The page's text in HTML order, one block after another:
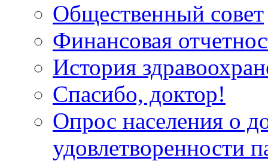
Общественный совет
Финансовая
История
Спасибо, доктор!
Опрос населения о
удовлетворенности